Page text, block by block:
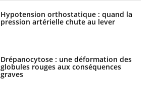
Hypotension orthostatique : quand la
pression artérielle chute au lever
Drépanocytose : une déformation des
globules rouges aux conséquences
graves